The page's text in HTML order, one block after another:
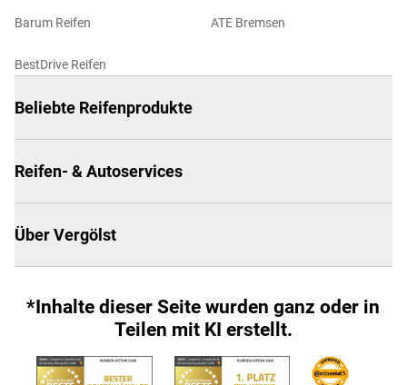
Barum Reifen
BestDrive Reifen
ATE Bremsen
Beliebte Reifenprodukte
Reifen- & Autoservices
Über Vergölst
*Inhalte dieser Seite wurden ganz oder in
Teilen mit KI erstellt.